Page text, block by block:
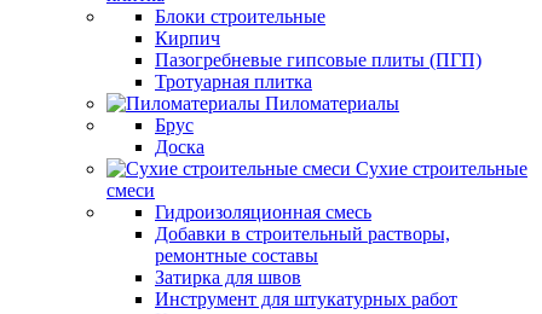
Блоки строительные
Кирпич
Пазогребневые гипсовые плиты (ПГП)
Тротуарная плитка
Пиломатериалы
Брус
Доска
Сухие строительные
смеси
Гидроизоляционная смесь
Добавки в строительный растворы,
ремонтные составы
Затирка для швов
Инструмент для штукатурных работ